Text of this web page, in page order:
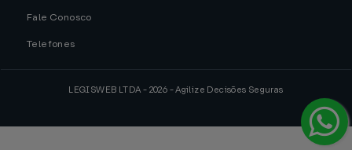
Fale Conosco
Telefones
LEGISWEB LTDA - 2026 - Agilize Decisões Seguras